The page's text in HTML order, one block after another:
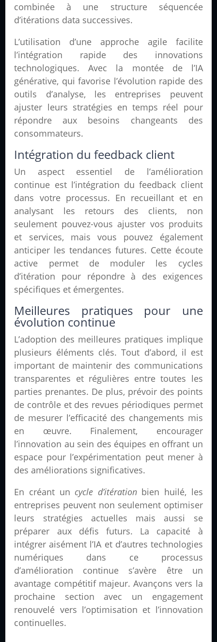
combinée à une structure séquencée
d’itérations data successives.
L’utilisation d’une approche agile facilite
l’intégration rapide des innovations
technologiques. Avec la montée de l’IA
générative, qui favorise l’évolution rapide des
outils d’analyse, les entreprises peuvent
ajuster leurs stratégies en temps réel pour
répondre aux besoins changeants des
consommateurs.
Intégration du feedback client
Un aspect essentiel de l’amélioration
continue est l’intégration du feedback client
dans votre processus. En recueillant et en
analysant les retours des clients, non
seulement pouvez-vous ajuster vos produits
et services, mais vous pouvez également
anticiper les tendances futures. Cette écoute
active permet de moduler les cycles
d’itération pour répondre à des exigences
spécifiques et émergentes.
Meilleures pratiques pour une
évolution continue
L’adoption des meilleures pratiques implique
plusieurs éléments clés. Tout d’abord, il est
important de maintenir des communications
transparentes et régulières entre toutes les
parties prenantes. De plus, prévoir des points
de contrôle et des revues périodiques permet
de mesurer l’efficacité des changements mis
en œuvre. Finalement, encourager
l’innovation au sein des équipes en offrant un
espace pour l’expérimentation peut mener à
des améliorations significatives.
En créant un cycle d’itérationbien huilé, les
entreprises peuvent non seulement optimiser
leurs stratégies actuelles mais aussi se
préparer aux défis futurs. La capacité à
intégrer aisément l’IA et d’autres technologies
numériques dans ce processus
d’amélioration continue s’avère être un
avantage compétitif majeur. Avançons vers la
prochaine section avec un engagement
renouvelé vers l’optimisation et l’innovation
continuelles.